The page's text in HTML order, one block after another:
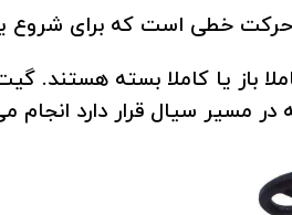
حرکت خطی است که برای شروع
باز یا کاملا بسته هستند.
در مسیر سیال قرار دارد انجام